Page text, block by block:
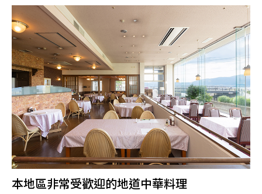
本地區非常受歡迎的地道中華料理